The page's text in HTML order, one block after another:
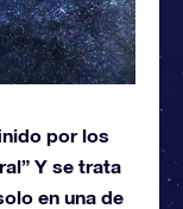
por los
Y se trata
en una de